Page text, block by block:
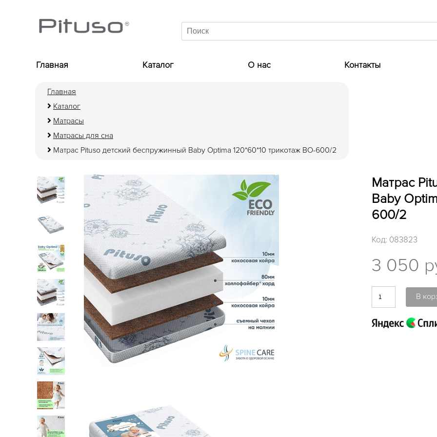
Главная Каталог О нас Контакты
Главная
Каталог
Матрасы
Матрасы для сна
Матраc Pituso детский беспружинный Baby Optima 120*60*10 трикотаж BO-600/2
Матраc
Baby
600/2
Код: 083823
3 050
В